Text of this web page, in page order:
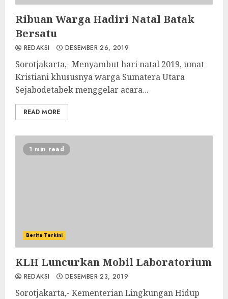
Ribuan Warga Hadiri Natal Batak
Bersatu
REDAKSI DESEMBER 26, 2019
Sorotjakarta,- Menyambut hari natal 2019, umat
Kristiani khususnya warga Sumatera Utara
Sejabodetabek menggelar acara...
READ MORE
1 min read
Berita Terkini
KLH Luncurkan Mobil Laboratorium
REDAKSI DESEMBER 23, 2019
Sorotjakarta,- Kementerian Lingkungan Hidup